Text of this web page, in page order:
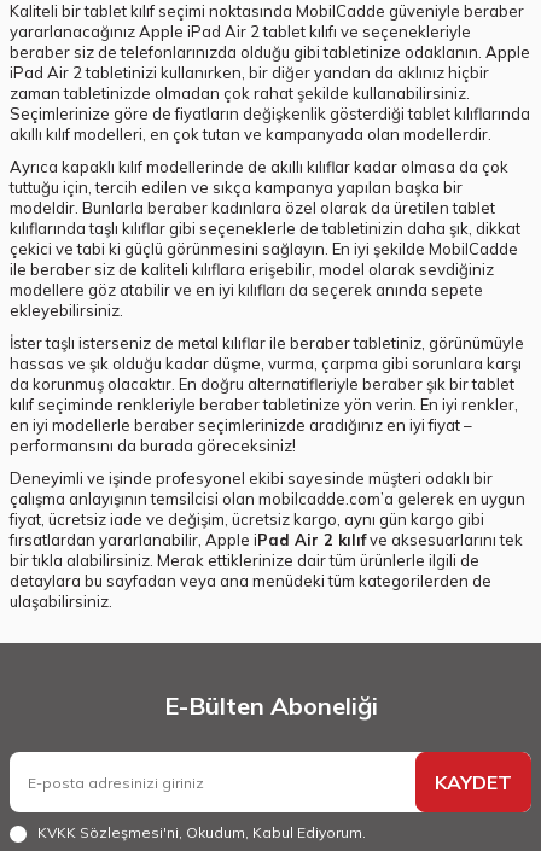
Kaliteli bir tablet kılıf seçimi noktasında MobilCadde güveniyle beraber
yararlanacağınız Apple iPad Air 2 tablet kılıfı ve seçenekleriyle
beraber siz de telefonlarınızda olduğu gibi tabletinize odaklanın. Apple
iPad Air 2 tabletinizi kullanırken, bir diğer yandan da aklınız hiçbir
zaman tabletinizde olmadan çok rahat şekilde kullanabilirsiniz.
Seçimlerinize göre de fiyatların değişkenlik gösterdiği tablet kılıflarında
akıllı kılıf modelleri, en çok tutan ve kampanyada olan modellerdir.
Ayrıca kapaklı kılıf modellerinde de akıllı kılıflar kadar olmasa da çok
tuttuğu için, tercih edilen ve sıkça kampanya yapılan başka bir
modeldir. Bunlarla beraber kadınlara özel olarak da üretilen tablet
kılıflarında taşlı kılıflar gibi seçeneklerle de tabletinizin daha şık, dikkat
çekici ve tabi ki güçlü görünmesini sağlayın. En iyi şekilde MobilCadde
ile beraber siz de kaliteli kılıflara erişebilir, model olarak sevdiğiniz
modellere göz atabilir ve en iyi kılıfları da seçerek anında sepete
ekleyebilirsiniz.
İster taşlı isterseniz de metal kılıflar ile beraber tabletiniz, görünümüyle
hassas ve şık olduğu kadar düşme, vurma, çarpma gibi sorunlara karşı
da korunmuş olacaktır. En doğru alternatifleriyle beraber şık bir tablet
kılıf seçiminde renkleriyle beraber tabletinize yön verin. En iyi renkler,
en iyi modellerle beraber seçimlerinizde aradığınız en iyi fiyat –
performansını da burada göreceksiniz!
Deneyimli ve işinde profesyonel ekibi sayesinde müşteri odaklı bir
çalışma anlayışının temsilcisi olan mobilcadde.com’a gelerek en uygun
fiyat, ücretsiz iade ve değişim, ücretsiz kargo, aynı gün kargo gibi
fırsatlardan yararlanabilir, Apple iPad Air 2 kılıfve aksesuarlarını tek
bir tıkla alabilirsiniz. Merak ettiklerinize dair tüm ürünlerle ilgili de
detaylara bu sayfadan veya ana menüdeki tüm kategorilerden de
ulaşabilirsiniz.
E-Bülten Aboneliği
KAYDET
KVKK Sözleşmesi'ni, Okudum, Kabul Ediyorum.